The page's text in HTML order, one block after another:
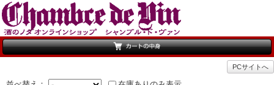
PCサイトへ